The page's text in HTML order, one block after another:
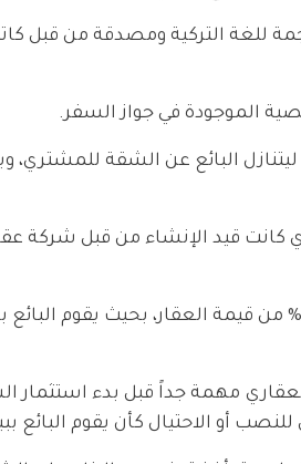
ليتنازل البائع عن الشقة
قيد الإنشاء من قبل شركة
مهمة جداً قبل بدء
أو الاحتيال كأن يقوم البائع